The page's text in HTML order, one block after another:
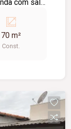
com sala,
você!
70 m²
Const.